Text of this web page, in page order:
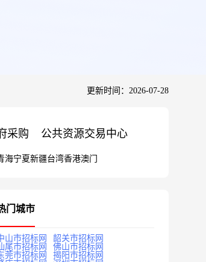
更新时间：2026-07-28
采购 公共资源交易中心
海宁夏新疆台湾香港澳门
门城市
山市招标网
韶关市招标网
尾市招标网
佛山市招标网
莞市招标网
揭阳市招标网